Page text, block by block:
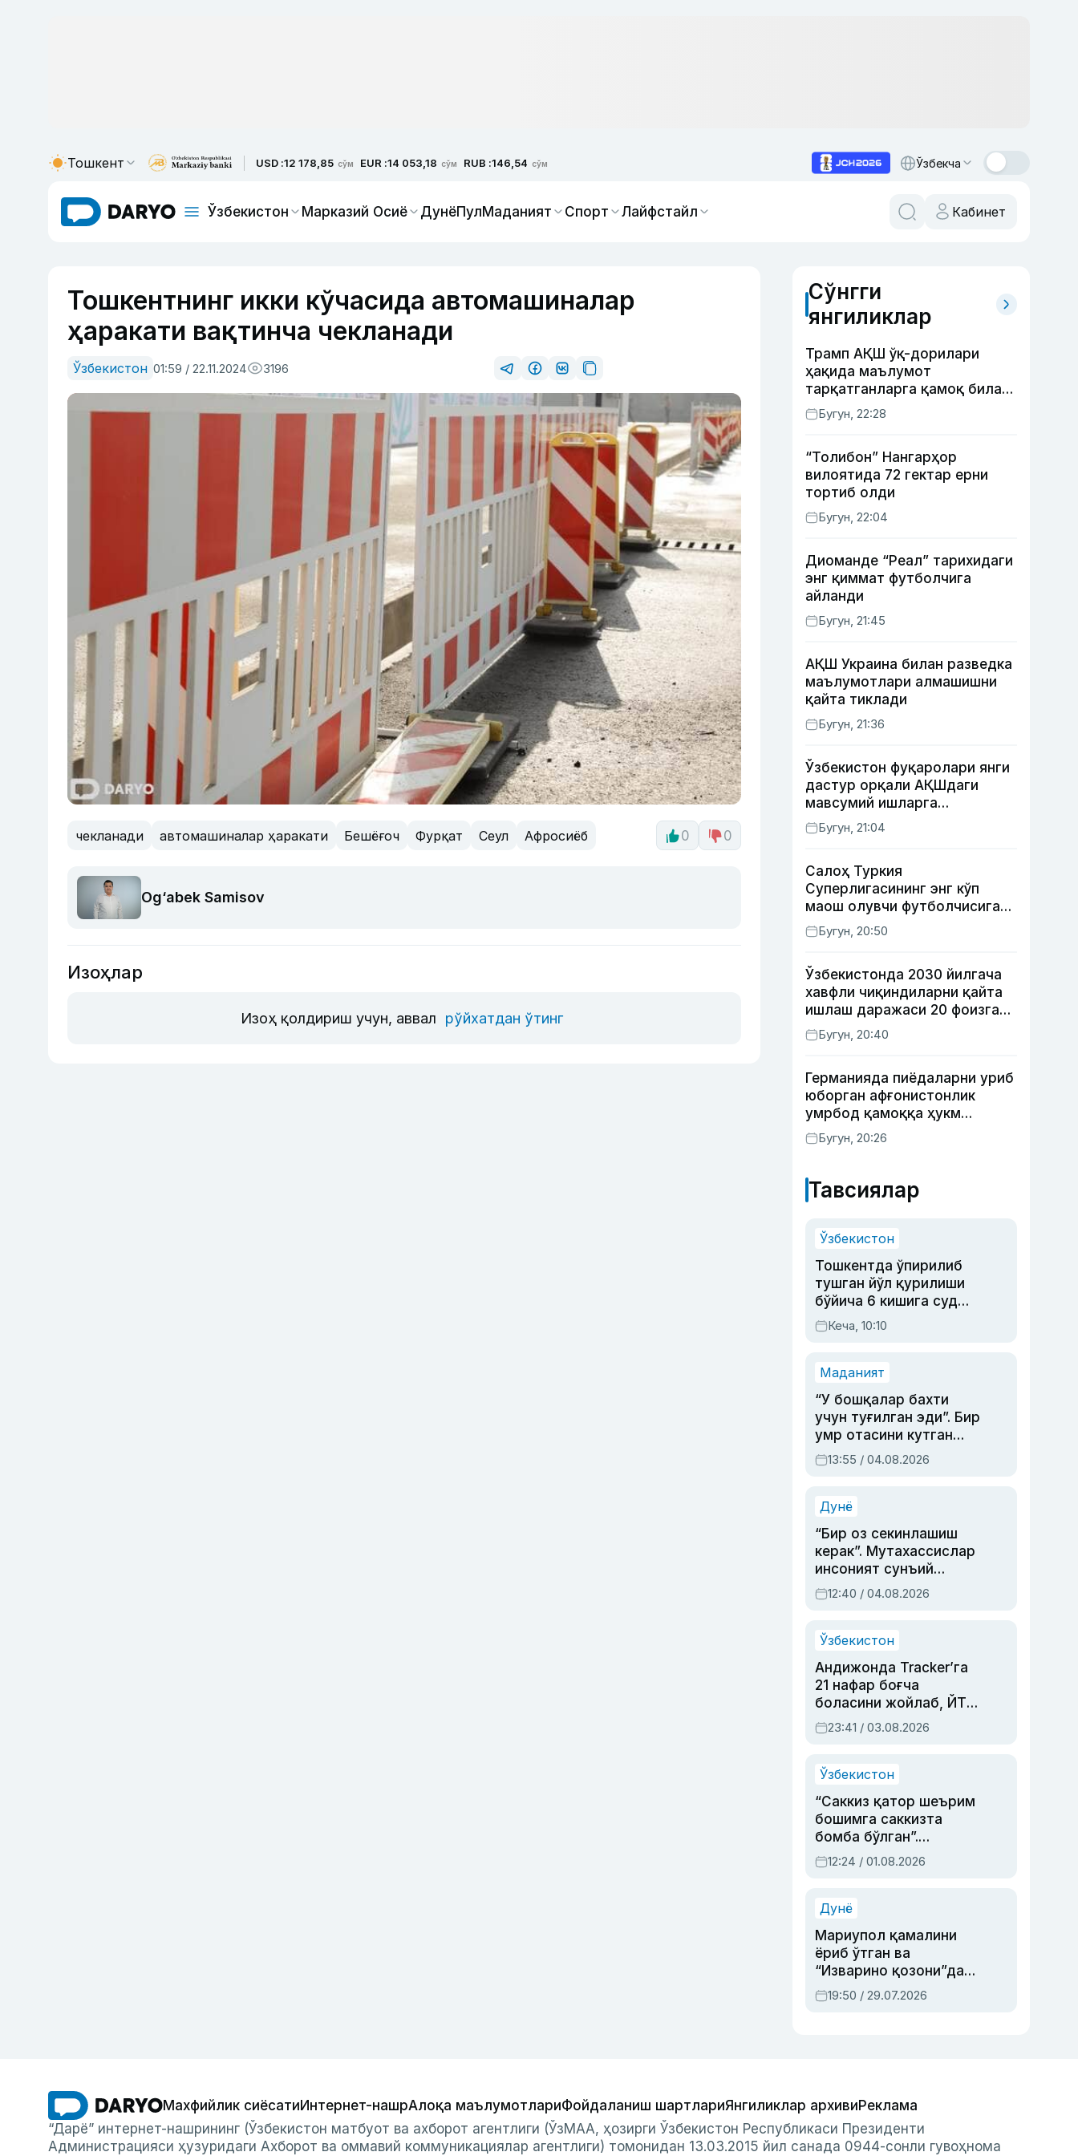
Тошкент USD :12 178,85 сўм EUR :14 053,18 сўм RUB :146,54 сўм Ўзбекча
Ўзбекистон Марказий Осиё ДунёПулМаданият Спорт Лайфстайл Кабинет
Тошкентнинг икки кўчасида автомашиналар
ҳаракати вақтинча чекланади
Ўзбекистон 01:59 / 22.11.2024 3196
чекланади автомашиналар ҳаракати Бешёғоч Фурқат Сеул Афросиёб 0 0
Og‘abek Samisov
Изоҳлар
Изоҳ қолдириш учун, аввал рўйхатдан ўтинг
Сўнгги
янгиликлар
Трамп АҚШ ўқ-дорилари
ҳақида маълумот
тарқатганларга қамоқ билан
таҳдид қилди
Бугун, 22:28
“Толибон” Нангарҳор
вилоятида 72 гектар ерни
тортиб олди
Бугун, 22:04
Диоманде “Реал” тарихидаги
энг қиммат футболчига
айланди
Бугун, 21:45
АҚШ Украина билан разведка
маълумотлари алмашишни
қайта тиклади
Бугун, 21:36
Ўзбекистон фуқаролари янги
дастур орқали АҚШдаги
мавсумий ишларга
тайёрланади ва
жойлаштирилади
Бугун, 21:04
Салоҳ Туркия
Суперлигасининг энг кўп
маош олувчи футболчисига
айланди
Бугун, 20:50
Ўзбекистонда 2030 йилгача
хавфли чиқиндиларни қайта
ишлаш даражаси 20 фоизга
етказилади
Бугун, 20:40
Германияда пиёдаларни уриб
юборган афғонистонлик
умрбод қамоққа ҳукм
қилинди
Бугун, 20:26
Тавсиялар
Ўзбекистон
Тошкентда ўпирилиб
тушган йўл қурилиши
бўйича 6 кишига суд
ҳукми ўқилди
Кеча, 10:10
Маданият
“У бошқалар бахти
учун туғилган эди”. Бир
умр отасини кутган
актриса ва дубльяж
устаси Римма
синовларга тўла ҳаёти
13:55 / 04.08.2026
Дунё
“Бир оз секинлашиш
керак”. Мутахассислар
инсоният сунъий
интеллектни бошқара
олмай қолишидан
12:40 / 04.08.2026
Ўзбекистон
Андижонда Tracker’га
21 нафар боғча
боласини жойлаб, ЙТҲ
содир этган аёлга суд
ҳукми ўқилди
23:41 / 03.08.2026
Ўзбекистон
“Саккиз қатор шеърим
бошимга саккизта
бомба бўлган”.
Абдулла Ориповни
сиёсий айбловлардан
12:24 / 01.08.2026
Дунё
Мариупол қамалини
ёриб ўтган ва
“Изварино қозони”дан
чиққан қаҳрамон —
Украина армияси бош
19:50 / 29.07.2026
Махфийлик сиёсатиИнтернет-нашрАлоқа маълумотлариФойдаланиш шартлариЯнгиликлар архивиРеклама
“Дарё” интернет-нашрининг (Ўзбекистон матбуот ва ахборот агентлиги (ЎзМАА, ҳозирги Ўзбекистон Республикаси Президенти
Администрацияси ҳузуридаги Ахборот ва оммавий коммуникациялар агентлиги) томонидан 13.03.2015 йил санада 0944-сонли гувоҳнома